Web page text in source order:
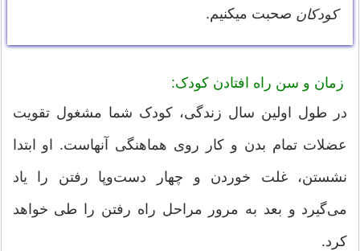
کودکان صحبت میکنیم.
زمان و سن راه افتادن کودک:
در طول اولین سال زندگی، کودک شما مشغول تقویت
عضلات تمام بدن و کار روی هماهنگی آنهاست. او ابتدا
نشستن، غلت خوردن و چهار دست‌وپا رفتن را یاد
می‌گیرد و بعد به‌ مرور مراحل راه رفتن را طی خواهد
کرد.